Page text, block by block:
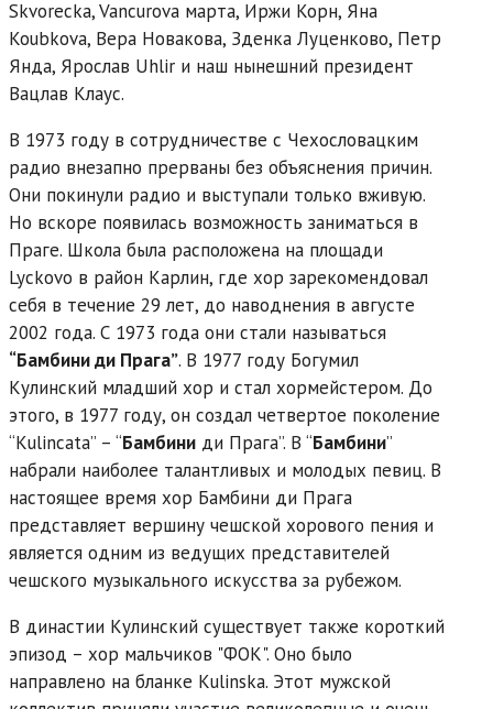
Skvorecka, Vancurova марта, Иржи Корн, Яна
Koubkova, Вера Новакова, Зденка Луценково, Петр
Янда, Ярослав Uhlir и наш нынешний президент
Вацлав Клаус.
В 1973 году в сотрудничестве с Чехословацким
радио внезапно прерваны без объяснения причин.
Они покинули радио и выступали только вживую.
Но вскоре появилась возможность заниматься в
Праге. Школа была расположена на площади
Lyckovo в район Карлин, где хор зарекомендовал
себя в течение 29 лет, до наводнения в августе
2002 года. С 1973 года они стали называться
“Бамбини ди Прага”. В 1977 году Богумил
Кулинский младший хор и стал хормейстером. До
этого, в 1977 году, он создал четвертое поколение
“Kulincata” – “Бамбини ди Прага”. В “Бамбини”
набрали наиболее талантливых и молодых певиц. В
настоящее время хор Бамбини ди Прага
представляет вершину чешской хорового пения и
является одним из ведущих представителей
чешского музыкального искусства за рубежом.
В династии Кулинский существует также короткий
эпизод – хор мальчиков "ФОК". Оно было
направлено на бланке Kulinska. Этот мужской